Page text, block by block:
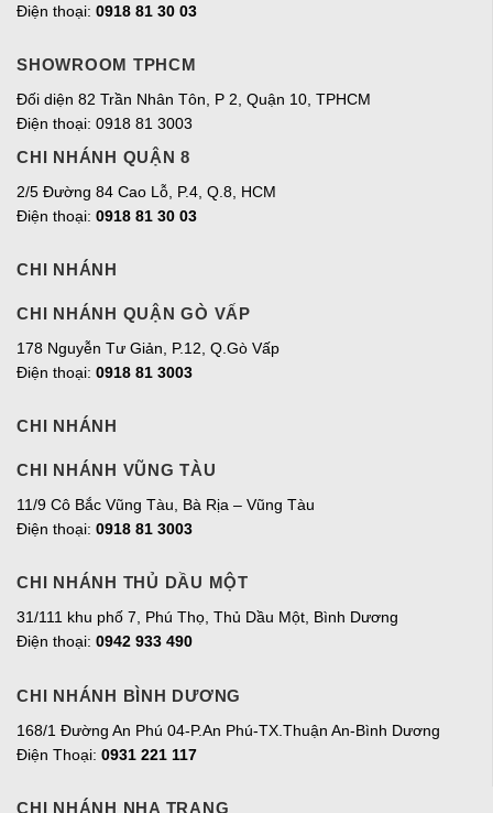
Điện thoại: 0918 81 30 03
SHOWROOM TPHCM
Đối diện 82 Trần Nhân Tôn, P 2, Quận 10, TPHCM
Điện thoại: 0918 81 3003
CHI NHÁNH QUẬN 8
2/5 Đường 84 Cao Lỗ, P.4, Q.8, HCM
Điện thoại: 0918 81 30 03
CHI NHÁNH
CHI NHÁNH QUẬN GÒ VẤP
178 Nguyễn Tư Giản, P.12, Q.Gò Vấp
Điện thoại: 0918 81 3003
CHI NHÁNH
CHI NHÁNH VŨNG TÀU
11/9 Cô Bắc Vũng Tàu, Bà Rịa – Vũng Tàu
Điện thoại: 0918 81 3003
CHI NHÁNH THỦ DẦU MỘT
31/111 khu phố 7, Phú Thọ, Thủ Dầu Một, Bình Dương
Điện thoại: 0942 933 490
CHI NHÁNH BÌNH DƯƠNG
168/1 Đường An Phú 04-P.An Phú-TX.Thuận An-Bình Dương
Điện Thoại: 0931 221 117
CHI NHÁNH NHA TRANG